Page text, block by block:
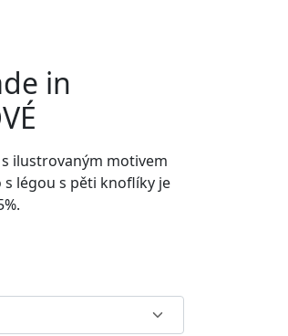
in
ilustrovaným motivem
légou s pěti knoflíky je